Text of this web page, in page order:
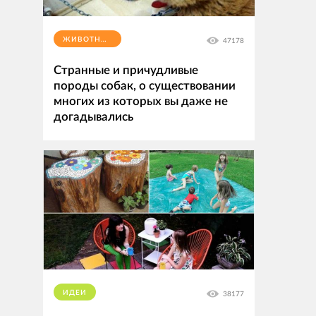
ЖИВОТНЫЕ 47178
Странные и причудливые
породы собак, о существовании
многих из которых вы даже не
догадывались
ИДЕИ 38177